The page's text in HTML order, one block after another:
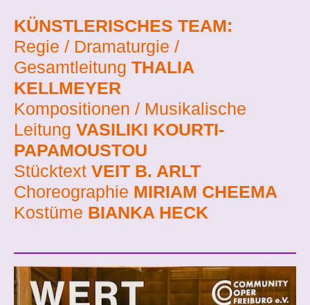
KÜNSTLERISCHES TEAM:
Regie / Dramaturgie /
Gesamtleitung THALIA
KELLMEYER
Kompositionen / Musikalische
Leitung VASILIKI KOURTI-
PAPAMOUSTOU
Stücktext VEIT B. ARLT
Choreographie MIRIAM CHEEMA
Kostüme BIANKA HECK